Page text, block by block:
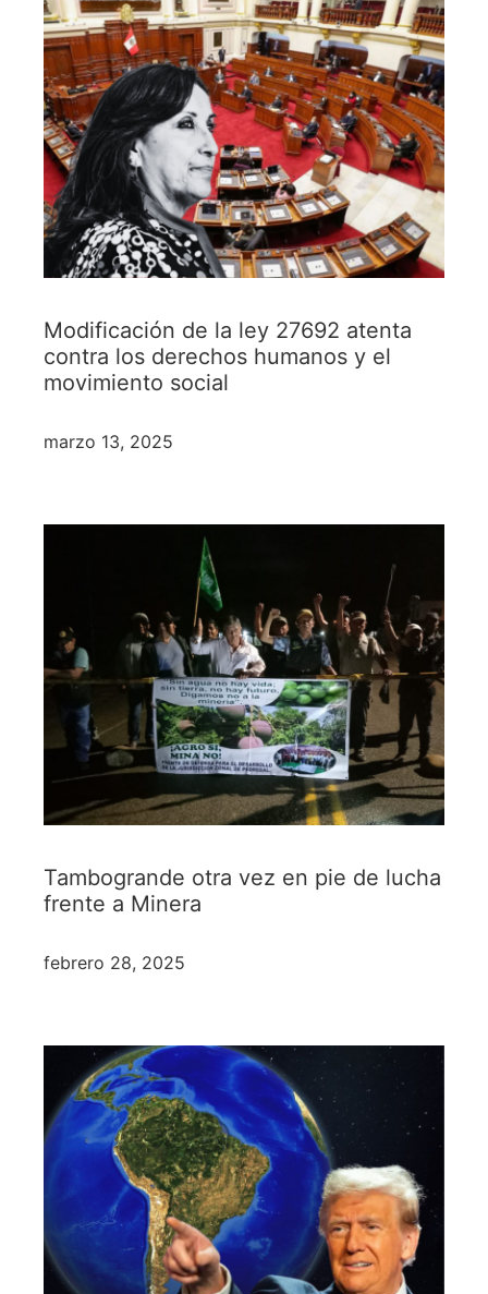
Modificación de la ley 27692 atenta
contra los derechos humanos y el
movimiento social
marzo 13, 2025
Tambogrande otra vez en pie de lucha
frente a Minera
febrero 28, 2025